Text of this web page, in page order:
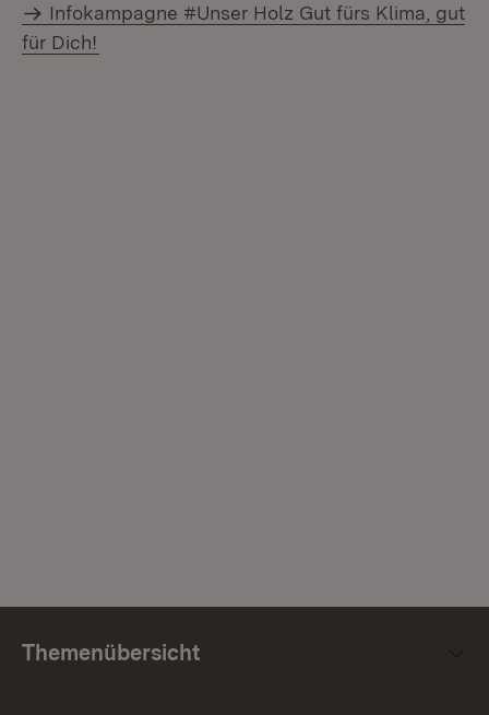
Infokampagne #Unser Holz Gut fürs Klima, gut
für Dich!
Themenübersicht